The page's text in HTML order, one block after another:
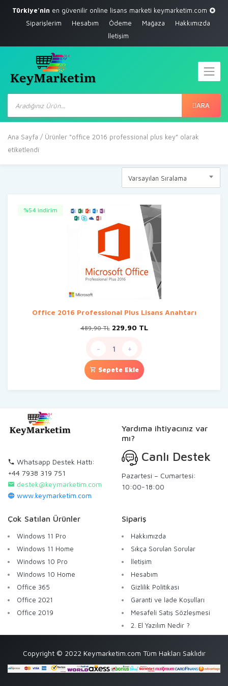
Türkiye'nin en güvenilir online lisans marketi keymarketim.com
Siparişlerim
Hesabım Ödeme Mağaza
Hakkımızda
İletişim
Products
search ARA
Ana Sayfa / Ürünler “office 2016 professional plus key” olarak
etiketlendi
Varsayılan Sıralama
%54 indirim
Office 2016 Professional Plus Lisans Anahtarı
489,90TL Orijinal
229,90 TLŞu
- +
Sepete Ekle
Whatsapp Destek Hattı:
+44 7938 319 751
destek@keymarketim.com
www.keymarketim.com
Yardıma ihtiyacınız var
mı?
Canlı Destek
Pazartesi – Cumartesi:
10:00-18:00
Çok Satılan Ürünler
Windows 11 Pro
Windows 11 Home
Windows 10 Pro
Windows 10 Home
Office 365
Office 2021
Office 2019
Sipariş
Hakkımızda
Sıkça Sorulan Sorular
İletişim
Hesabım
Gizlilik Politikası
Garanti ve İade Koşulları
Mesafeli Satış Sözleşmesi
2. El Yazılım Nedir ?
Copyright © 2022 Keymarketim.com Tüm Hakları Saklıdır